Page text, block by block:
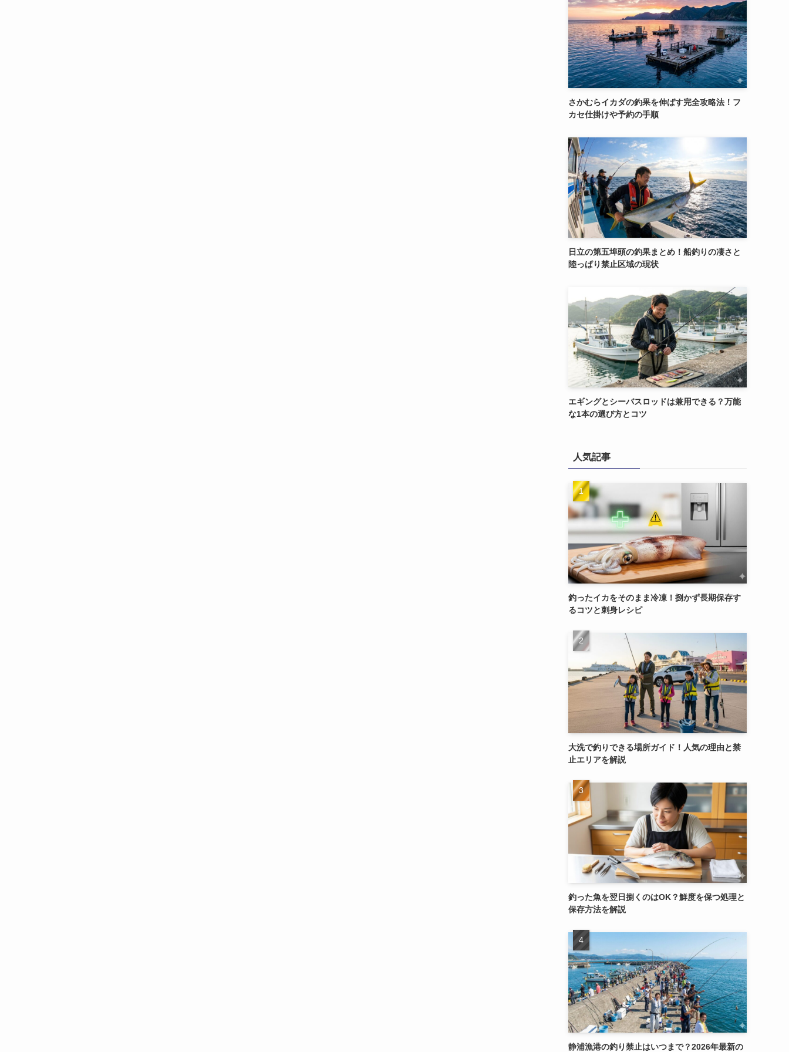
さかむらイカダの釣果を伸ばす完全攻略法！フ
カセ仕掛けや予約の手順
日立の第五埠頭の釣果まとめ！船釣りの凄さと
陸っぱり禁止区域の現状
エギングとシーバスロッドは兼用できる？万能
な1本の選び方とコツ
人気記事
釣ったイカをそのまま冷凍！捌かず長期保存す
るコツと刺身レシピ
大洗で釣りできる場所ガイド！人気の理由と禁
止エリアを解説
釣った魚を翌日捌くのはOK？鮮度を保つ処理と
保存方法を解説
静浦漁港の釣り禁止はいつまで？2026年最新の